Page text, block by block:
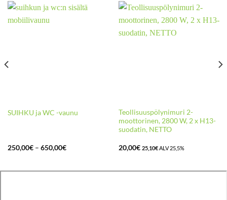
SUIHKU ja WC -vaunu
250,00€ – 650,00€Hintaluokka:
Teollisuuspölynimuri 2-
moottorinen, 2800 W, 2 x H13-
suodatin, NETTO
20,00€ 25,10€ALV 25,5%